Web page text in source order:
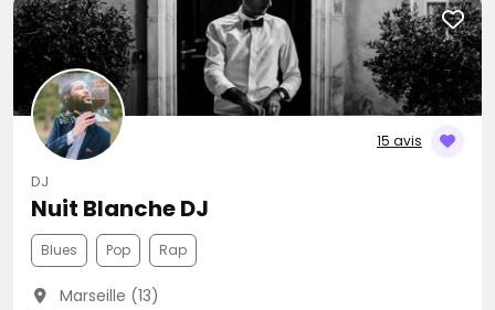
15 avis
DJ
Nuit Blanche DJ
Blues Pop Rap
Marseille (13)